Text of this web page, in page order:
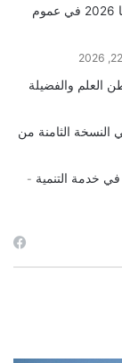
أسماء المتفوقين الثلاثة من كل شعبة في الباكلوريا 2026 في عموم
والفضيلة
الثامنة من
التنمية